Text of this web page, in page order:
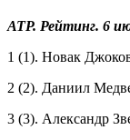
ATP. Рейтинг. 6
1 (1). Новак
2 (2). Даниил
3 (3). Александр